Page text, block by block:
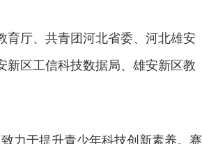
厅、共青团河北省委、河北雄安
新区工信科技数据局、雄安新区教
致力于提升青少年科技创新素养。赛